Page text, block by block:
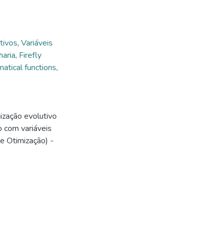
, Variáveis
, Firefly
functions,
evolutivo
variáveis
Otimização) -